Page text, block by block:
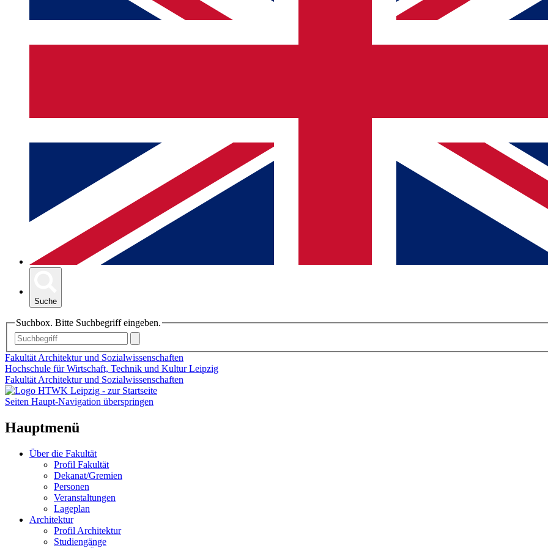
Suche
Suchbox. Bitte Suchbegriff eingeben.
Fakultät Architektur und Sozialwissenschaften
Hochschule für Wirtschaft, Technik und Kultur Leipzig
Fakultät Architektur und Sozialwissenschaften
Seiten Haupt-Navigation überspringen
Hauptmenü
Über die Fakultät
Profil Fakultät
Dekanat/Gremien
Personen
Veranstaltungen
Lageplan
Architektur
Profil Architektur
Studiengänge